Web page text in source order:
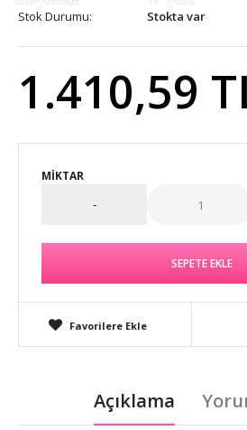
Stok Durumu:
Stokta var
1.410,59
MIKTAR
Favorilere Ekle
Açıklama